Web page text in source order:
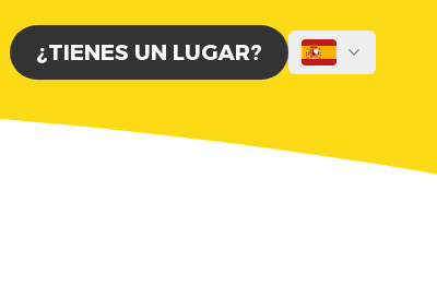
¿TIENES UN LUGAR?